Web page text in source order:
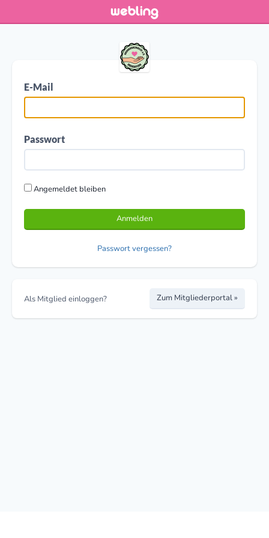
E-Mail
Passwort
Angemeldet bleiben
Anmelden
Passwort vergessen?
Als Mitglied einloggen? Zum Mitgliederportal »